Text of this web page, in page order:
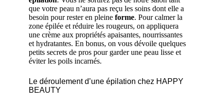
que votre peau n’aura pas reçu les soins dont elle a
besoin pour rester en pleine forme. Pour calmer la
zone épilée et réduire les rougeurs, on appliquera
une crème aux propriétés apaisantes, nourrissantes
et hydratantes. En bonus, on vous dévoile quelques
petits secrets de pros pour garder une peau lisse et
éviter les poils incarnés.
Le déroulement d’une épilation chez HAPPY
BEAUTY